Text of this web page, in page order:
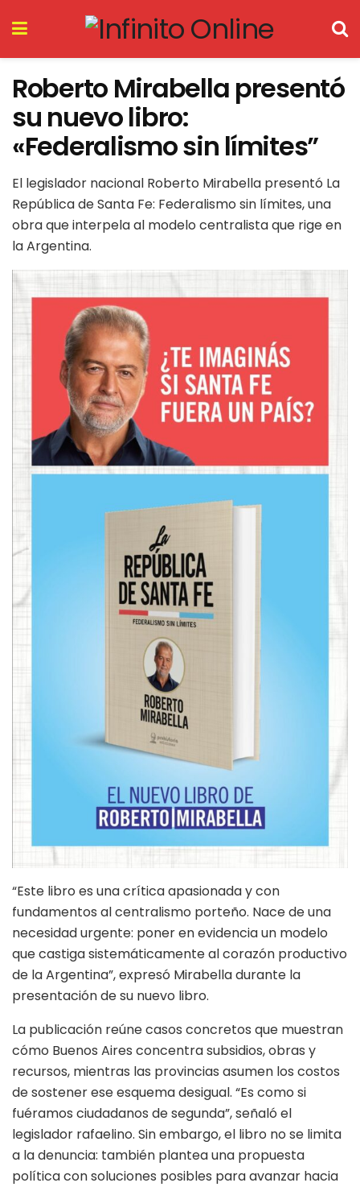
Roberto Mirabella presentó
su nuevo libro:
«Federalismo sin límites”
El legislador nacional Roberto Mirabella presentó La
República de Santa Fe: Federalismo sin límites, una
obra que interpela al modelo centralista que rige en
la Argentina.
“Este libro es una crítica apasionada y con
fundamentos al centralismo porteño. Nace de una
necesidad urgente: poner en evidencia un modelo
que castiga sistemáticamente al corazón productivo
de la Argentina”, expresó Mirabella durante la
presentación de su nuevo libro.
La publicación reúne casos concretos que muestran
cómo Buenos Aires concentra subsidios, obras y
recursos, mientras las provincias asumen los costos
de sostener ese esquema desigual. “Es como si
fuéramos ciudadanos de segunda”, señaló el
legislador rafaelino. Sin embargo, el libro no se limita
a la denuncia: también plantea una propuesta
política con soluciones posibles para avanzar hacia